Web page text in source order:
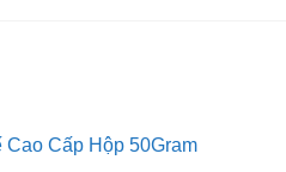
Cao Cấp Hộp 50Gram